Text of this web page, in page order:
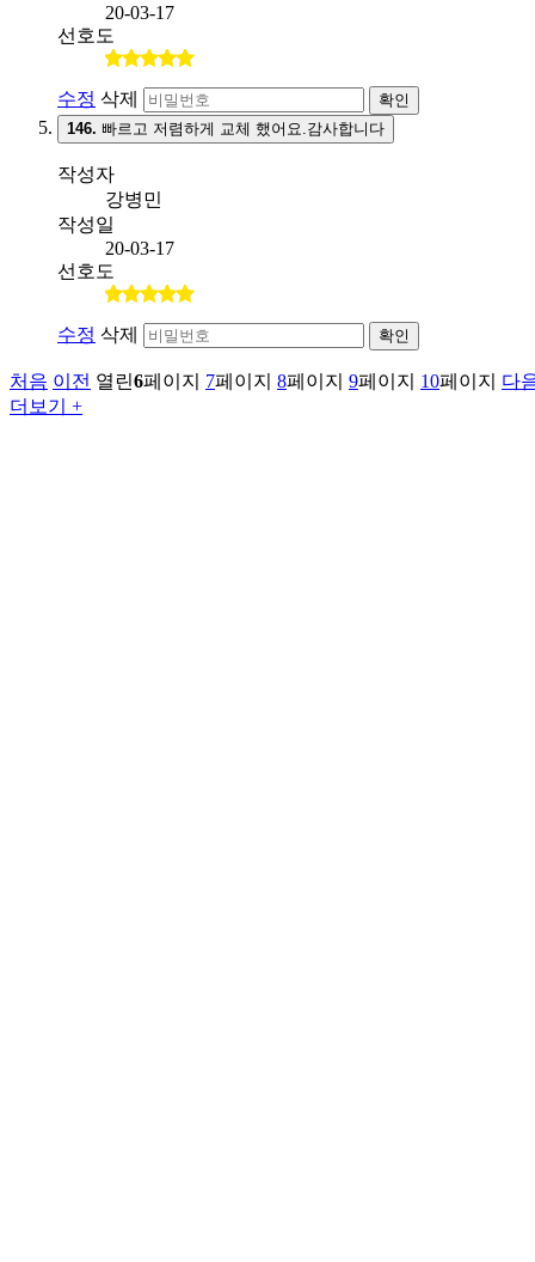
20-03-17
선호도
수정 삭제
확인
146. 빠르고 저렴하게 교체 했어요.감사합니다
작성자
강병민
작성일
20-03-17
선호도
수정 삭제 확인
처음 이전 열린6페이지 7페이지 8페이지 9페이지 10페이지
다
더보기 +